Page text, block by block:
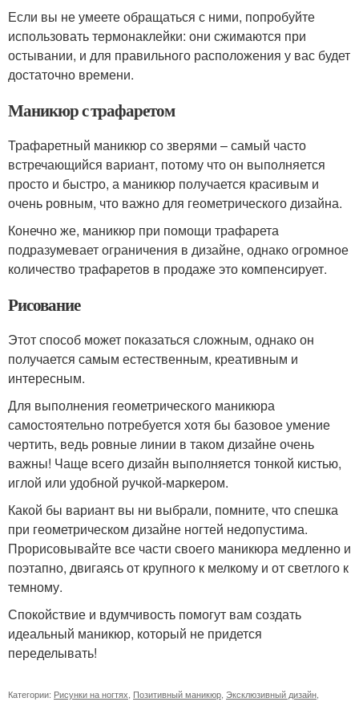
Если вы не умеете обращаться с ними, попробуйте
использовать термонаклейки: они сжимаются при
остывании, и для правильного расположения у вас будет
достаточно времени.
Маникюр с трафаретом
Трафаретный маникюр со зверями – самый часто
встречающийся вариант, потому что он выполняется
просто и быстро, а маникюр получается красивым и
очень ровным, что важно для геометрического дизайна.
Конечно же, маникюр при помощи трафарета
подразумевает ограничения в дизайне, однако огромное
количество трафаретов в продаже это компенсирует.
Рисование
Этот способ может показаться сложным, однако он
получается самым естественным, креативным и
интересным.
Для выполнения геометрического маникюра
самостоятельно потребуется хотя бы базовое умение
чертить, ведь ровные линии в таком дизайне очень
важны! Чаще всего дизайн выполняется тонкой кистью,
иглой или удобной ручкой-маркером.
Какой бы вариант вы ни выбрали, помните, что спешка
при геометрическом дизайне ногтей недопустима.
Прорисовывайте все части своего маникюра медленно и
поэтапно, двигаясь от крупного к мелкому и от светлого к
темному.
Спокойствие и вдумчивость помогут вам создать
идеальный маникюр, который не придется
переделывать!
Категории: Рисунки на ногтях, Позитивный маникюр, Эксклюзивный дизайн,